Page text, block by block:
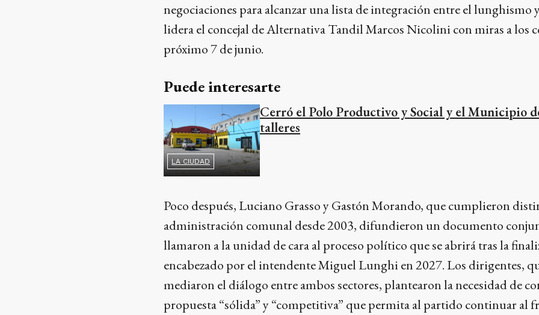
negociaciones para alcanzar una lista de integración entre el lunghismo
lidera el concejal de Alternativa Tandil Marcos Nicolini con miras a los
próximo 7 de junio.
Puede interesarte
LA CIUDAD
Cerró el Polo Productivo y Social y el Municipio
talleres
Poco después, Luciano Grasso y Gastón Morando, que cumplieron
administración comunal desde 2003, difundieron un documento
llamaron a la unidad de cara al proceso político que se abrirá tras la
encabezado por el intendente Miguel Lunghi en 2027. Los dirigentes,
mediaron el diálogo entre ambos sectores, plantearon la necesidad de
propuesta “sólida” y “competitiva” que permita al partido continuar al